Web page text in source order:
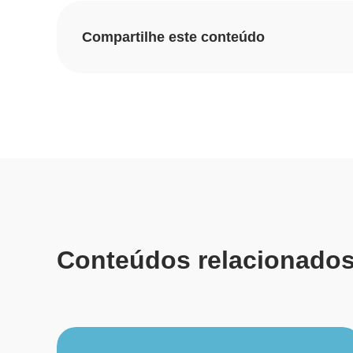
Compartilhe este conteúdo
Conteúdos